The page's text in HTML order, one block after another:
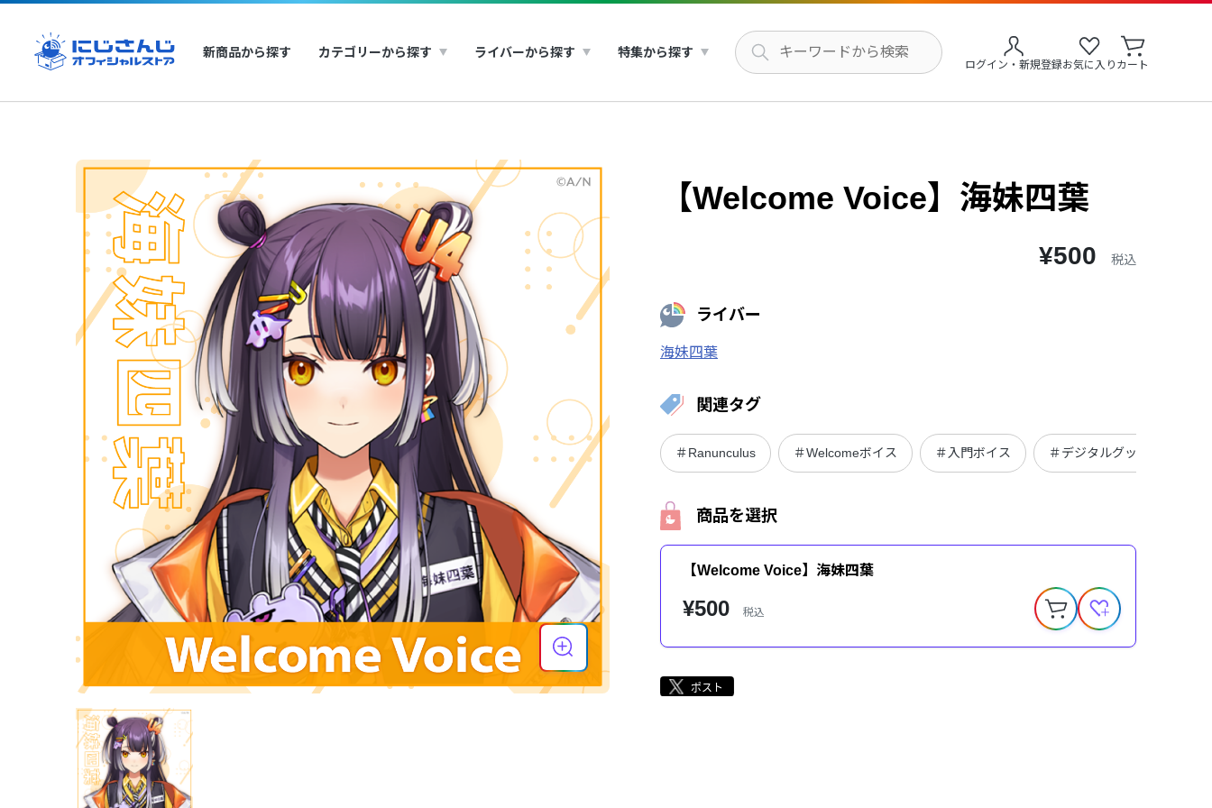
新商品から探す カテゴリーから探す ライバーから探す 特集から探す
ログイン・新規登録お気に入り カート
【Welcome Voice】海妹四葉
¥500 税込
ライバー
海妹四葉
関連タグ
＃Ranunculus ＃Welcomeボイス ＃入門ボイス ＃デジタルグッズ
商品を選択
【Welcome Voice】海妹四葉
¥500 税込